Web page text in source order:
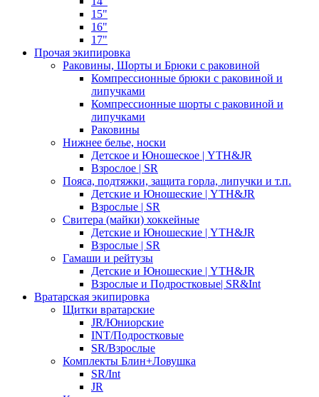
15"
16"
17"
Прочая экипировка
Раковины, Шорты и Брюки с раковиной
Компрессионные брюки с раковиной и
липучками
Компрессионные шорты с раковиной и
липучками
Раковины
Нижнее белье, носки
Детское и Юношеское | YTH&JR
Взрослое | SR
Пояса, подтяжки, защита горла, липучки и т.п.
Детские и Юношеские | YTH&JR
Взрослые | SR
Свитера (майки) хоккейные
Детские и Юношеские | YTH&JR
Взрослые | SR
Гамаши и рейтузы
Детские и Юношеские | YTH&JR
Взрослые и Подростковые| SR&Int
Вратарская экипировка
Щитки вратарские
JR/Юниорские
INT/Подростковые
SR/Взрослые
Комплекты Блин+Ловушка
SR/Int
JR